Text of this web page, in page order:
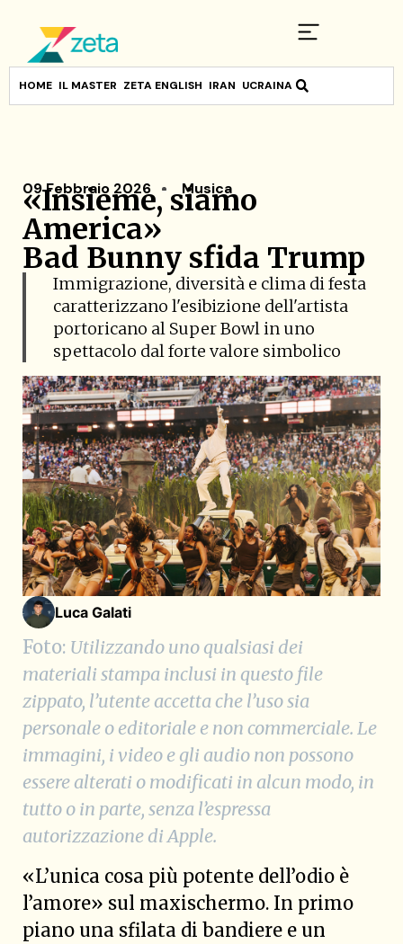
HOME IL MASTER ZETA ENGLISH IRAN UCRAINA
09 Febbraio 2026 Musica
«Insieme, siamo
America»
Bad Bunny sfida Trump
Immigrazione, diversità e clima di festa
caratterizzano l'esibizione dell'artista
portoricano al Super Bowl in uno
spettacolo dal forte valore simbolico
Luca Galati
Foto: Utilizzando uno qualsiasi dei
materiali stampa inclusi in questo file
zippato, l’utente accetta che l’uso sia
personale o editoriale e non commerciale. Le
immagini, i video e gli audio non possono
essere alterati o modificati in alcun modo, in
tutto o in parte, senza l’espressa
autorizzazione di Apple.
«L’unica cosa più potente dell’odio è
l’amore» sul maxischermo. In primo
piano una sfilata di bandiere e un